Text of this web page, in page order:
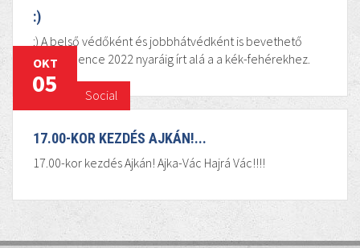
:)
:) A belső védőként és jobbhátvédként is bevethető
Molnár Bence 2022 nyaráig írt alá a a kék-fehérekhez.
Social
OKT
05
17.00-KOR KEZDÉS AJKÁN!...
17.00-kor kezdés Ajkán! Ajka-Vác Hajrá Vác!!!!